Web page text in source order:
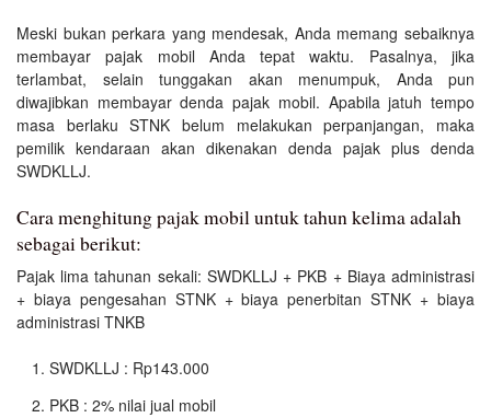
Meski bukan perkara yang mendesak, Anda memang sebaiknya
membayar pajak mobil Anda tepat waktu. Pasalnya, jika
terlambat, selain tunggakan akan menumpuk, Anda pun
diwajibkan membayar denda pajak mobil. Apabila jatuh tempo
masa berlaku STNK belum melakukan perpanjangan, maka
pemilik kendaraan akan dikenakan denda pajak plus denda
SWDKLLJ.
Cara menghitung pajak mobil untuk tahun kelima adalah
sebagai berikut:
Pajak lima tahunan sekali: SWDKLLJ + PKB + Biaya administrasi
+ biaya pengesahan STNK + biaya penerbitan STNK + biaya
administrasi TNKB
SWDKLLJ : Rp143.000
PKB : 2% nilai jual mobil